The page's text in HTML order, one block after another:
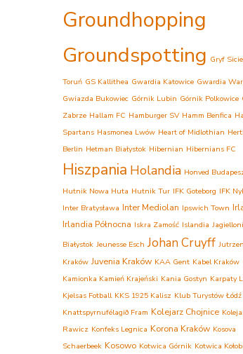
Groundhopping
Groundspotting Gryf
Toruń GS Kallithea Gwardia Katowice Gwardia
Gwiazda Bukowiec Górnik Lubin Górnik Polkowice
Zabrze Hallam FC Hamburger SV Hamm Benfica
Spartans Hasmonea Lwów Heart of Midlothian
Berlin Hetman Białystok Hibernian Hibernians FC
Hiszpania Holandia Honved
Hutnik Nowa Huta Hutnik Tur IFK Goteborg IFK
Inter Bratysława Inter Mediolan Ipswich Town
Irlandia Północna Iskra Zamość Islandia
Białystok Jeunesse Esch Johan Cruyff
Kraków Juvenia Kraków KAA Gent Kabel Kraków
Kamionka Kamień Krajeński Kania Gostyn Karpaty
Kjelsas Fotball KKS 1925 Kalisz Klub Turystów Łódź
Knattspyrnufélagið Fram Kolejarz Chojnice
Rawicz Konfeks Legnica Korona Kraków Kosova
Schaerbeek Kosowo Kotwica Górnik Kotwica